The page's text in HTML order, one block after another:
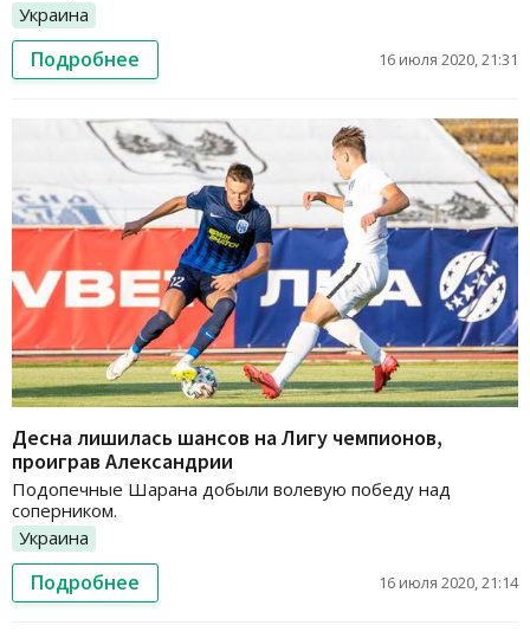
Украина
Подробнее 16 июля 2020, 21:31
Десна лишилась шансов на Лигу чемпионов,
проиграв Александрии
Подопечные Шарана добыли волевую победу над
соперником.
Украина
Подробнее 16 июля 2020, 21:14